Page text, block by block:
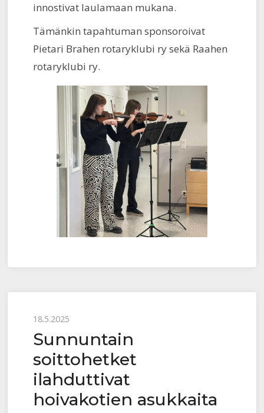
innostivat laulamaan mukana.
Tämänkin tapahtuman sponsoroivat
Pietari Brahen rotaryklubi ry sekä Raahen
rotaryklubi ry.
Posted
on
18.5.2025
Sunnuntain
soittohetket
ilahduttivat
hoivakotien asukkaita